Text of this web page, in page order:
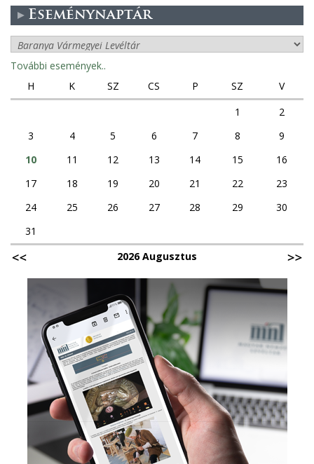
Eseménynaptár
További események..
H
K SZ CS P SZ
V
1
2
3
4 5 6 7 8
9
10
11 12 13 14 15
16
17
18 19 20 21 22
23
24
25 26 27 28 29
30
31
2026 Augusztus